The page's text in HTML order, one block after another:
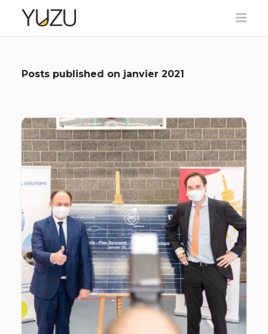
Posts published on janvier 2021